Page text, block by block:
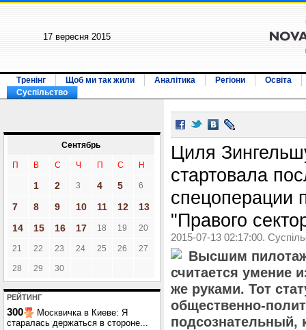
17 вересня 2015
Тренінг Щоб ми так жили Аналітика Регіони
Освіта
Суспільство
Сентябрь
П В С Ч П С Н
1 2 3 4 5 6
7 8 9 10 11 12
13
14
15 16 17 18 19 20
21 22 23 24 25 26 27
28 29 30
РЕЙТИНГ
300
Москвичка в Киеве: Я
старалась держаться в стороне...
Циля
стартовала
спецоперации
"Правого
2015-07-13 02:17:00.
Высшим
считается умение
же руками. Тот
общественно-
подсознательный,